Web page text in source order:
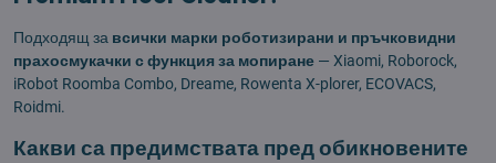
Подходящ за всички марки роботизирани и пръчковидни
прахосмукачки с функция за мопиране — Xiaomi, Roborock,
iRobot Roomba Combo, Dreame, Rowenta X-plorer, ECOVACS,
Roidmi.
Какви са предимствата пред обикновените